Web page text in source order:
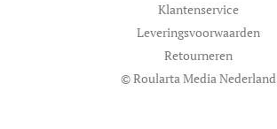
Klantenservice
Leveringsvoorwaarden
Retourneren
© Roularta Media Nederland